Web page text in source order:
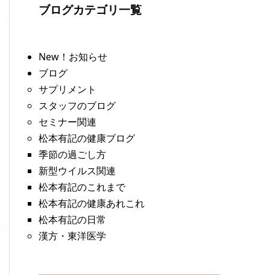
ブログカテゴリ一覧
New！お知らせ
ブログ
サプリメント
スタッフのブログ
セミナー関連
松本有記の健康ブログ
季節の過ごし方
新型ウイルス関連
松本有記のこれまで
松本有記の健康あれこれ
松本有記の日常
漢方・東洋医学